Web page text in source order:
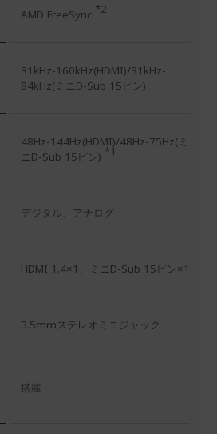
AMD FreeSync *2
31kHz-160kHz(HDMI)/31kHz-
84kHz(ミニD-Sub 15ピン)
48Hz-144Hz(HDMI)/48Hz-75Hz(ミ
ニD-Sub 15ピン) *1
デジタル、アナログ
HDMI 1.4×1、ミニD-Sub 15ピン×1
3.5mmステレオミニジャック
搭載